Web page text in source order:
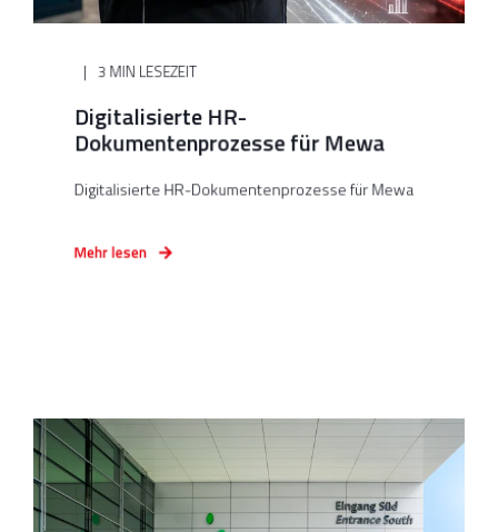
3 MIN LESEZEIT
Digitalisierte HR-
Dokumentenprozesse für Mewa
Digitalisierte HR-Dokumentenprozesse für Mewa
Mehr lesen